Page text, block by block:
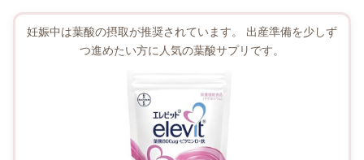
妊娠中は葉酸の摂取が推奨されています。 出産準備を少しず
つ進めたい方に人気の葉酸サプリです。